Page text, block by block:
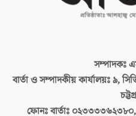
সম্পাদকঃ
বার্তা ও সম্পাদকীয় কার্যালয়ঃ৯,
ফোনঃ বার্তাঃ ০২৩৩৩৩৬২৩৮০,